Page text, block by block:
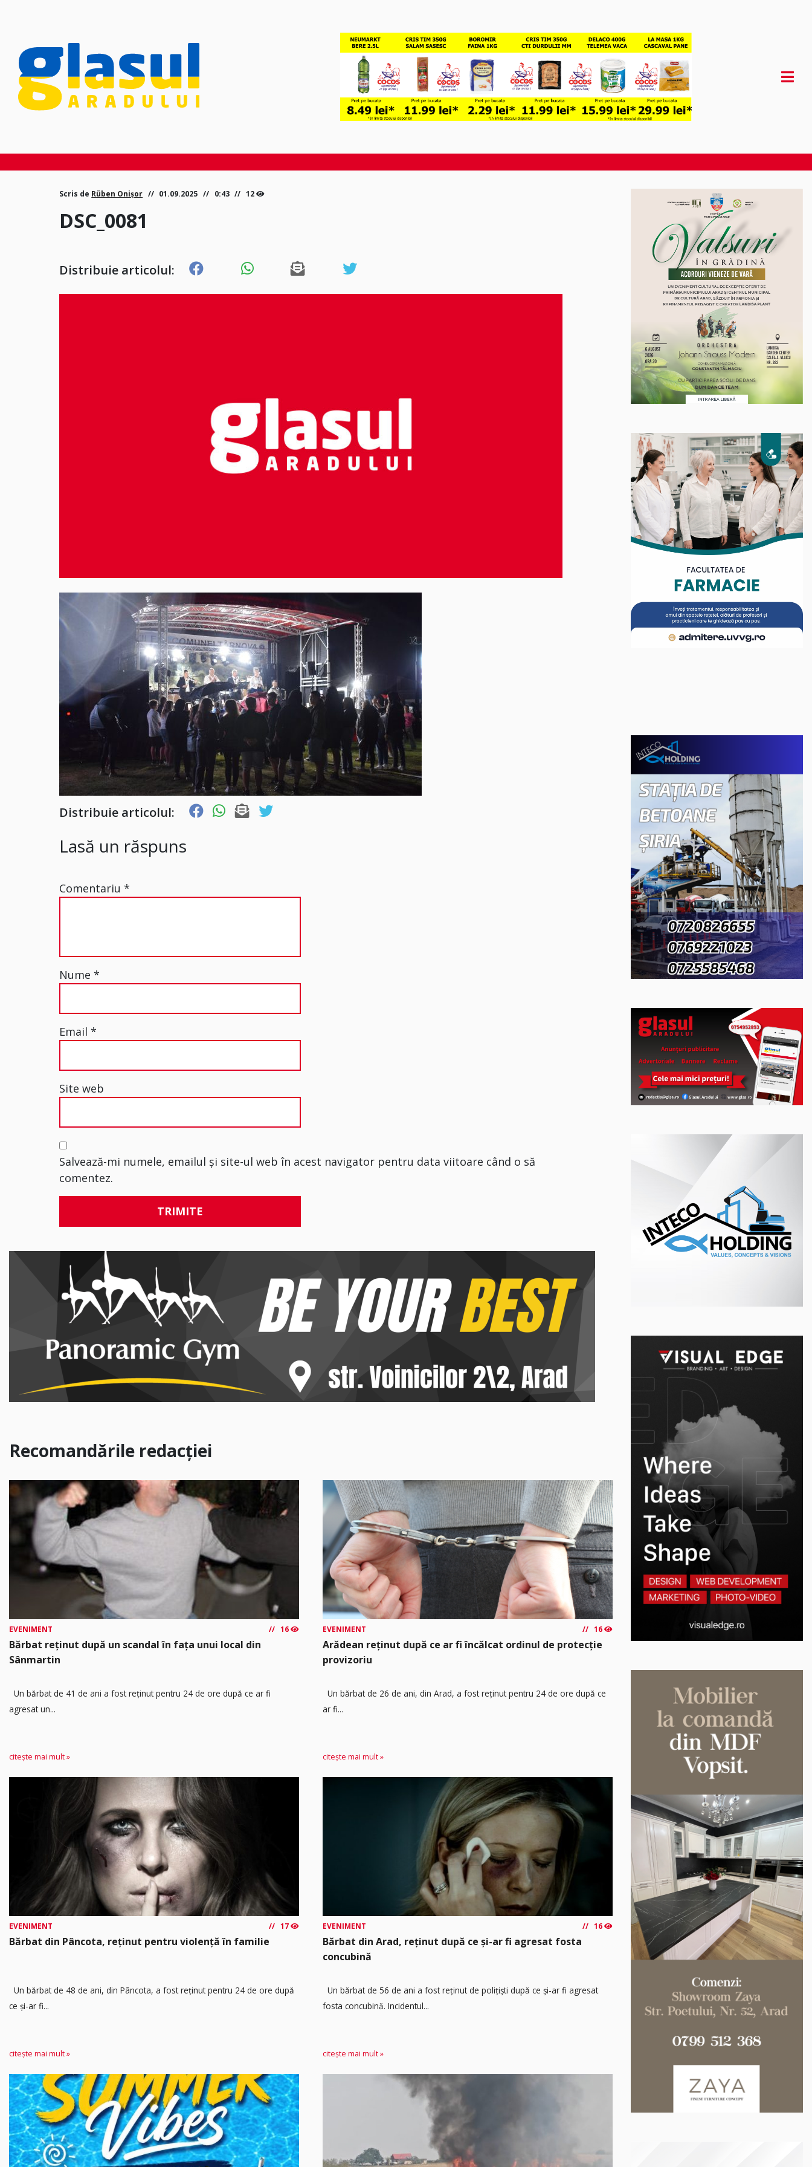
Scris de Rüben Onișor 01.09.2025 0:43 12
DSC_0081
Distribuie articolul:
Distribuie articolul:
Lasă un răspuns
Comentariu*
Nume*
Email*
Site web
Salvează-mi numele, emailul și site-ul web în acest navigator pentru data viitoare când o să
comentez.
Recomandările redacției
EVENIMENT 16
Bărbat reținut după un scandal în fața unui local din
Sânmartin
Un bărbat de 41 de ani a fost reținut pentru 24 de ore după ce ar fi
agresat un...
citește mai mult »
EVENIMENT 16
Arădean reținut după ce ar fi încălcat ordinul de protecție
provizoriu
Un bărbat de 26 de ani, din Arad, a fost reținut pentru 24 de ore după ce
ar fi...
citește mai mult »
EVENIMENT 17
Bărbat din Pâncota, reținut pentru violență în familie
Un bărbat de 48 de ani, din Pâncota, a fost reținut pentru 24 de ore după
ce și-ar fi...
citește mai mult »
EVENIMENT 16
Bărbat din Arad, reținut după ce și-ar fi agresat fosta
concubină
Un bărbat de 56 de ani a fost reținut de polițiști după ce și-ar fi agresat
fosta concubină. Incidentul...
citește mai mult »